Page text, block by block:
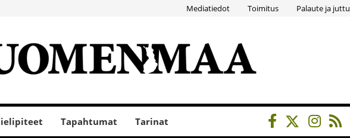
Mediatiedot Toimitus Palaute ja
Tapahtumat Tarinat